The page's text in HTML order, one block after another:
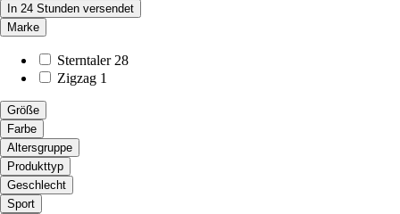
In 24 Stunden versendet
Marke
Sterntaler 28
Zigzag 1
Größe
Farbe
Altersgruppe
Produkttyp
Geschlecht
Sport